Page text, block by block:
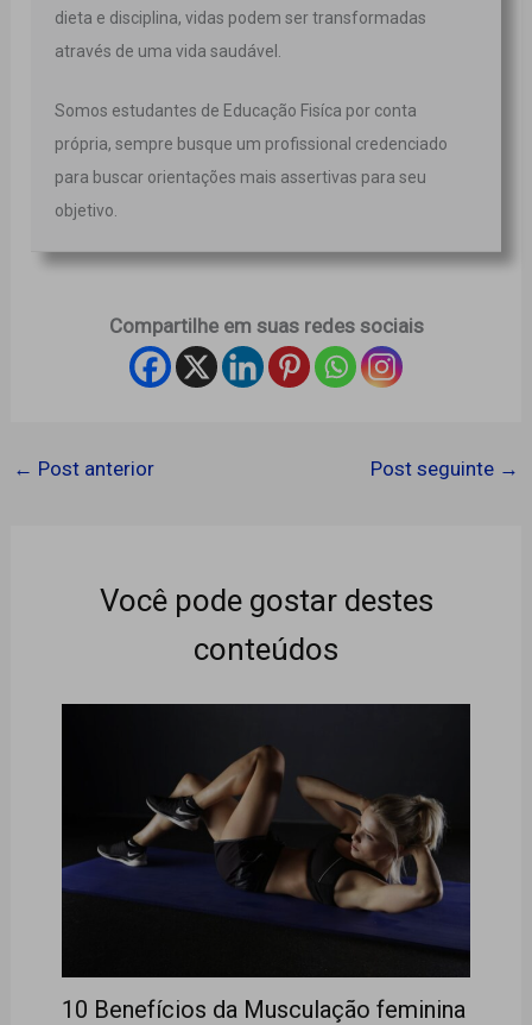
dieta e disciplina, vidas podem ser transformadas
através de uma vida saudável.
Somos estudantes de Educação Fisíca por conta
própria, sempre busque um profissional credenciado
para buscar orientações mais assertivas para seu
objetivo.
Compartilhe em suas redes sociais
← Post anterior Post seguinte →
Você pode gostar destes
conteúdos
10 Benefícios da Musculação feminina